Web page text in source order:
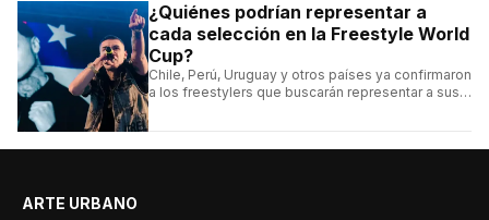
¿Quiénes podrían representar a
cada selección en la Freestyle World
Cup?
Chile, Perú, Uruguay y otros países ya confirmaron
a los freestylers que buscarán representar a sus
ARTE URBANO